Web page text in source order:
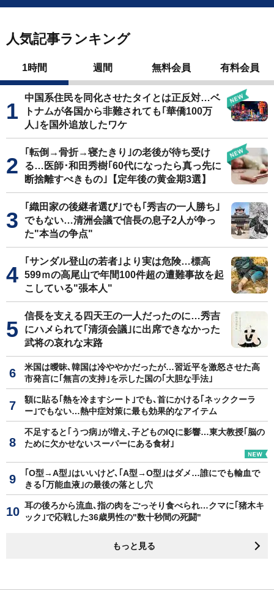
人気記事ランキング
1時間 週間 無料会員 有料会員
中国系住民を同化させたタイとは正反対…ベ
トナムが各国から非難されても｢華僑100万
人｣を国外追放したワケ
｢転倒→骨折→寝たきり｣の老後が待ち受け
る…医師･和田秀樹｢60代になったら真っ先に
断捨離すべきもの｣【定年後の黄金期3選】
｢織田家の後継者選び｣でも｢秀吉の一人勝ち｣
でもない…清洲会議で信長の息子2人が争っ
た"本当の争点"
｢サンダル登山の若者｣より実は危険…標高
599ｍの高尾山で年間100件超の遭難事故を起
こしている"張本人"
信長を支える四天王の一人だったのに…秀吉
にハメられて｢清須会議｣に出席できなかった
武将の哀れな末路
米国は曖昧､韓国は冷ややかだったが…習近平を激怒させた高
市発言に｢無言の支持｣を示した国の｢大胆な手法｣
額に貼る｢熱を冷ますシート｣でも､首にかける｢ネッククーラ
ー｣でもない…熱中症対策に最も効果的なアイテム
不足すると｢うつ病｣が増え､子どものIQに影響…東大教授｢脳の
ために欠かせないスーパーにある食材｣
｢O型→A型｣はいいけど､｢A型→O型｣はダメ…誰にでも輸血で
きる｢万能血液｣の最後の落とし穴
耳の後ろから流血､指の肉をごっそり食べられ…クマに｢猪木キ
ック｣で応戦した36歳男性の"数十秒間の死闘"
もっと見る